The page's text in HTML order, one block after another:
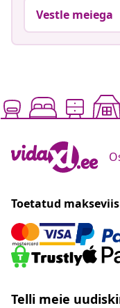
Vestle meiega
Toetatud
Telli meie